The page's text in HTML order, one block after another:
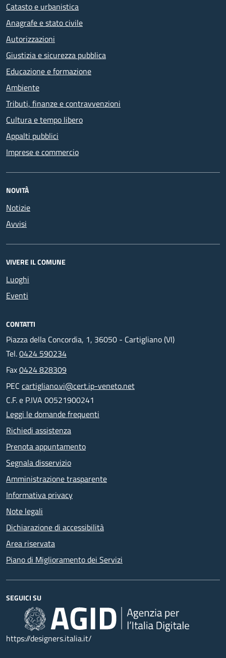
Catasto e urbanistica
Anagrafe e stato civile
Autorizzazioni
Giustizia e sicurezza pubblica
Educazione e formazione
Ambiente
Tributi, finanze e contravvenzioni
Cultura e tempo libero
Appalti pubblici
Imprese e commercio
NOVITÀ
Notizie
Avvisi
VIVERE IL COMUNE
Luoghi
Eventi
CONTATTI
Piazza della Concordia, 1, 36050 - Cartigliano (VI)
Tel.0424 590234
Fax0424 828309
PEC cartigliano.vi@cert.ip-veneto.net
C.F. e P.IVA 00521900241
Leggi le domande frequenti
Richiedi assistenza
Prenota appuntamento
Segnala disservizio
Amministrazione trasparente
Informativa privacy
Note legali
Dichiarazione di accessibilità
Area riservata
Piano di Miglioramento dei Servizi
SEGUICI SU
https://designers.italia.it/